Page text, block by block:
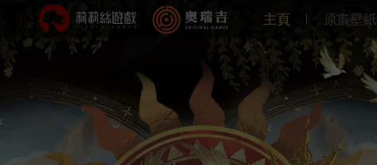
主頁 原畫壁紙